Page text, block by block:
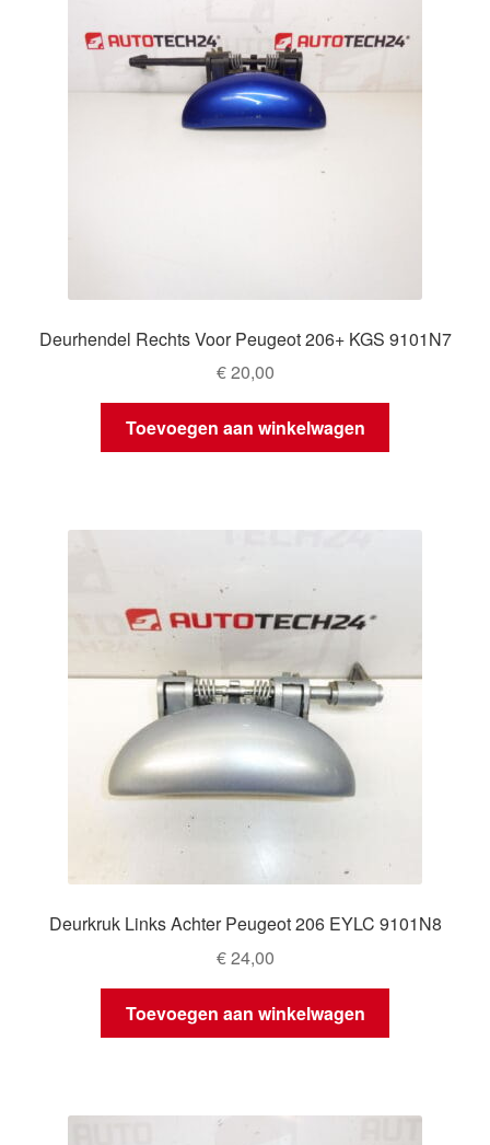
Deurhendel Rechts Voor Peugeot 206+ KGS 9101N7
€20,00
Toevoegen aan winkelwagen
Deurkruk Links Achter Peugeot 206 EYLC 9101N8
€24,00
Toevoegen aan winkelwagen